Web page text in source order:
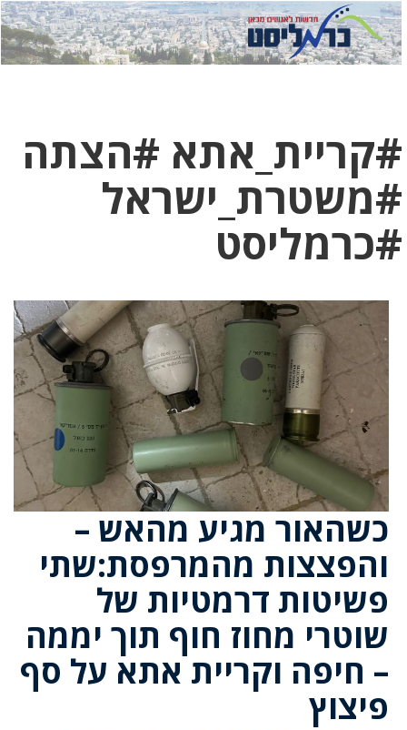
לחץ
כאן
לחץ
כדי
#קריית_אתא #הצתה
#משטרת_ישראל
#כרמליסט
כשהאור מגיע מהאש –
והפצצות מהמרפסת:שתי
פשיטות דרמטיות של
שוטרי מחוז חוף תוך יממה
– חיפה וקריית אתא על סף
פיצוץ